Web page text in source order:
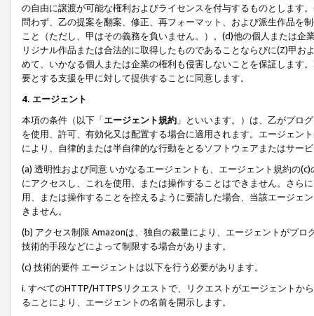
の自由に譲渡が可能な権利およびライセンスを付与するものとします
問わず、乙の提案を翻案、修正、再フォーマット、および派生作品を
こと（ただし、甲はその義務を負いません。）。(d)他の個人または
リジナル作品または合法的に取得したものであることならびに(Z)甲
めて、いかなる個人または企業の権利も侵害しないことを保証します
要とする支援を甲に対して提供することに同意します。
4. エージェント
本項の条件（以下「エージェント規約 」といいます。）は、乙がプロ
を使用、許可、有効化又は配置する場合に適用されます。エージェン
により、自律的または半自律的な行動をとるソフトウェアまたはサー
(a) 透明性および同意 いかなるエージェントも、エージェント規約の
にアクセスし、これを使用、または操作することはできません。さら
用、または操作することを控えるように要請した場合、当該エージェ
きません。
(b) アクセス制限 Amazonは、独自の裁量により、エージェントがプ
技術的手段などによって制限する場合があります。
(c) 技術的要件 エージェントは以下を行う必要があります。
i. すべてのHTTP/HTTPSリクエストで、リクエストがエージェントか
ることにより、エージェントの名前を開示します。